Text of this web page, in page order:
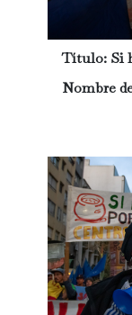
Título: Si
Nombre